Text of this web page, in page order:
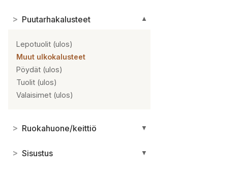
> Puutarhakalusteet ▼
Lepotuolit (ulos)
Muut ulkokalusteet
Pöydät (ulos)
Tuolit (ulos)
Valaisimet (ulos)
> Ruokahuone/keittiö ▼
> Sisustus ▼